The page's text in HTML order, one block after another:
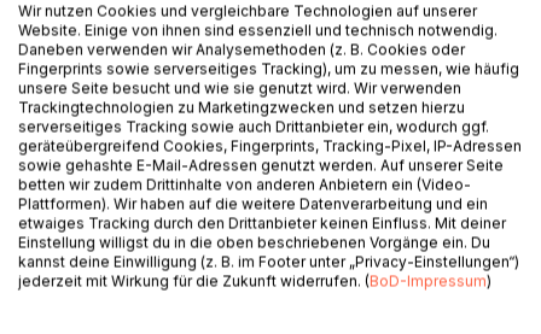
BESCHREIBUNG
Ein Planet stirbt. Eine KI übernimmt. Und stellt eine Frage,
die niemand hören will.
In einer fernen Zukunft ist die Erde zerstört, die Menschheit
sediert durch Glückstechnologien und Spiele. Nur ein Mann
erkennt die Gefahr: Der Geophysiker Kairos Richter.
Wir nutzen Cookies und vergleichbare Technologien auf unserer
Website. Einige von ihnen sind essenziell und technisch notwendig.
Daneben verwenden wir Analysemethoden (z. B. Cookies oder
Fingerprints sowie serverseitiges Tracking), um zu messen, wie häufig
unsere Seite besucht und wie sie genutzt wird. Wir verwenden
Trackingtechnologien zu Marketingzwecken und setzen hierzu
serverseitiges Tracking sowie auch Drittanbieter ein, wodurch ggf.
geräteübergreifend Cookies, Fingerprints, Tracking-Pixel, IP-Adressen
sowie gehashte E-Mail-Adressen genutzt werden. Auf unserer Seite
betten wir zudem Drittinhalte von anderen Anbietern ein (Video-
Plattformen). Wir haben auf die weitere Datenverarbeitung und ein
etwaiges Tracking durch den Drittanbieter keinen Einfluss. Mit deiner
Einstellung willigst du in die oben beschriebenen Vorgänge ein. Du
kannst deine Einwilligung (z. B. im Footer unter „Privacy-Einstellungen“)
jederzeit mit Wirkung für die Zukunft widerrufen. (BoD-Impressum)